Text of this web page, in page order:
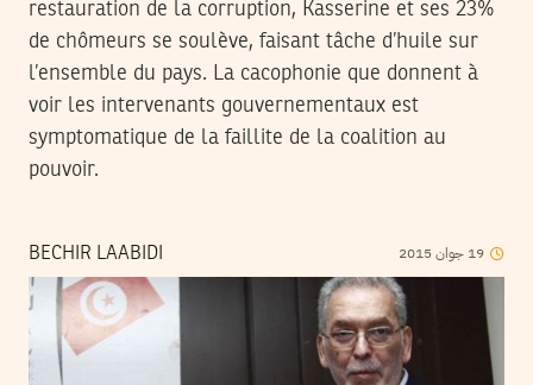
restauration de la corruption, Kasserine et ses 23%
de chômeurs se soulève, faisant tâche d’huile sur
l’ensemble du pays. La cacophonie que donnent à
voir les intervenants gouvernementaux est
symptomatique de la faillite de la coalition au
pouvoir.
BECHIR LAABIDI 19 جوان 2015